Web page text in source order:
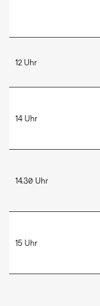
12 Uhr
14 Uhr
14.30 Uhr
15 Uhr